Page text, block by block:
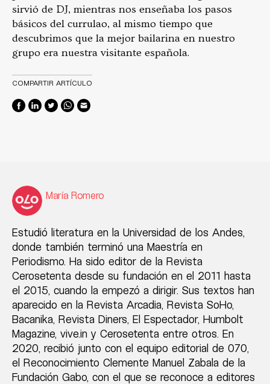
sirvió de DJ, mientras nos enseñaba los pasos
básicos del currulao, al mismo tiempo que
descubrimos que la mejor bailarina en nuestro
grupo era nuestra visitante española.
COMPARTIR ARTÍCULO
María Romero
Estudió literatura en la Universidad de los Andes,
donde también terminó una Maestría en
Periodismo. Ha sido editor de la Revista
Cerosetenta desde su fundación en el 2011 hasta
el 2015, cuando la empezó a dirigir. Sus textos han
aparecido en la Revista Arcadia, Revista SoHo,
Bacanika, Revista Diners, El Espectador, Humbolt
Magazine, vive.in y Cerosetenta entre otros. En
2020, recibió junto con el equipo editorial de 070,
el Reconocimiento Clemente Manuel Zabala de la
Fundación Gabo, con el que se reconoce a editores